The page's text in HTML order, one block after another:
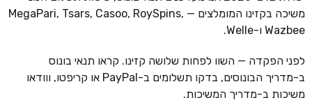
משיכה בקזינו המומלצים — MegaPari, Tsars, Casoo, RoySpins,
Wazbee ו-Welle.
לפני הפקדה — השוו לפחות שלושה קזינו. קראו תנאי בונוס
ב-מדריך הבונוסים, בדקו תשלומים ב-PayPal או קריפטו, ווודאו
משיכות ב-מדריך המשיכות.